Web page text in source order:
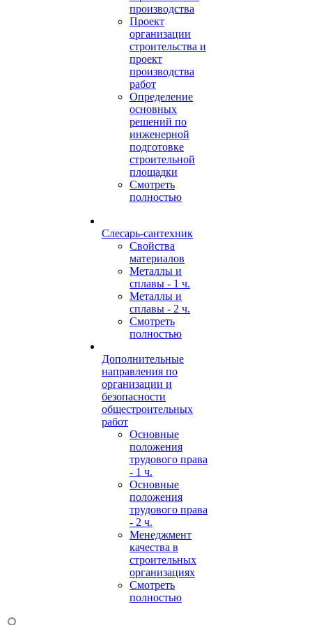
производства
Проект
организации
строительства и
проект
производства
работ
Определение
основных
решений по
инженерной
подготовке
строительной
площадки
Смотреть
полностью
Слесарь-сантехник
Свойства
материалов
Металлы и
сплавы - 1 ч.
Металлы и
сплавы - 2 ч.
Смотреть
полностью
Дополнительные
направления по
организации и
безопасности
общестроительных
работ
Основные
положения
трудового права
- 1 ч.
Основные
положения
трудового права
- 2 ч.
Менеджмент
качества в
строительных
организациях
Смотреть
полностью